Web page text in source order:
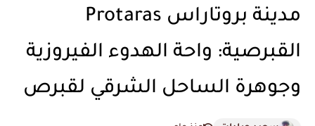
مدينة بروتاراس Protaras
القبرصية: واحة الهدوء الفيروزية
وجوهرة الساحل الشرقي لقبرص